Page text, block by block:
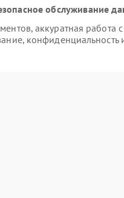
обслуживание
аккуратная работа с
конфиденциальность